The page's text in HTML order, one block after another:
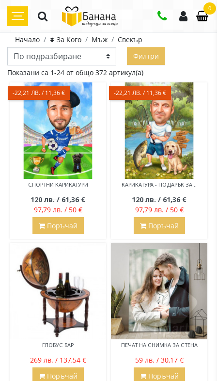
0
Начало ⯯ За Кого Мъж
Свекър
Филтри
Показани са 1-24 от общо 372 артикул(а)
СПОРТНИ КАРИКАТУРИ
120 лв. / 61,36 €
97,79 лв. / 50 €
-22,21 ЛВ. / 11,36 €
Поръчай
КАРИКАТУРА - ПОДАРЪК ЗА...
120 лв. / 61,36 €
97,79 лв. / 50 €
-22,21 ЛВ. / 11,36 €
Поръчай
ГЛОБУС БАР
269 лв. / 137,54 €
Поръчай
ПЕЧАТ НА СНИМКА ЗА СТЕНА
59 лв. / 30,17 €
Поръчай